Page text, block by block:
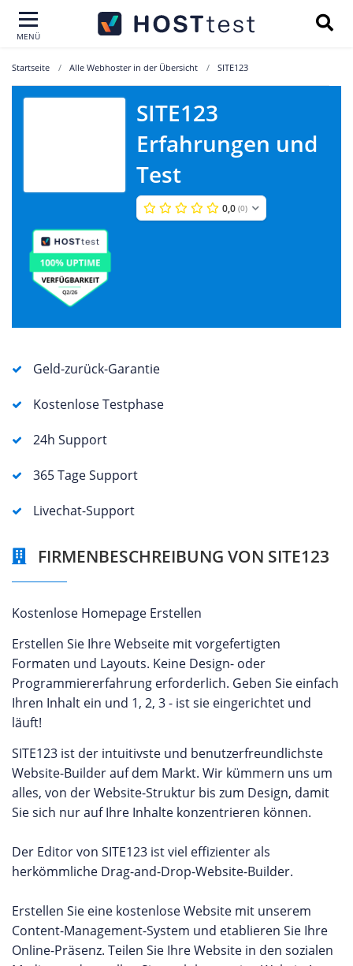
MENÜ
Startseite Alle Webhoster in der Übersicht SITE123
SITE123
Erfahrungen und
Test
0,0 (0)
Geld-zurück-Garantie
Kostenlose Testphase
24h Support
365 Tage Support
Livechat-Support
FIRMENBESCHREIBUNG VON SITE123
Kostenlose Homepage Erstellen
Erstellen Sie Ihre Webseite mit vorgefertigten
Formaten und Layouts. Keine Design- oder
Programmiererfahrung erforderlich. Geben Sie einfach
Ihren Inhalt ein und 1, 2, 3 - ist sie eingerichtet und
läuft!
SITE123 ist der intuitivste und benutzerfreundlichste
Website-Builder auf dem Markt. Wir kümmern uns um
alles, von der Website-Struktur bis zum Design, damit
Sie sich nur auf Ihre Inhalte konzentrieren können.
Der Editor von SITE123 ist viel effizienter als
herkömmliche Drag-and-Drop-Website-Builder.
Erstellen Sie eine kostenlose Website mit unserem
Content-Management-System und etablieren Sie Ihre
Online-Präsenz. Teilen Sie Ihre Website in den sozialen